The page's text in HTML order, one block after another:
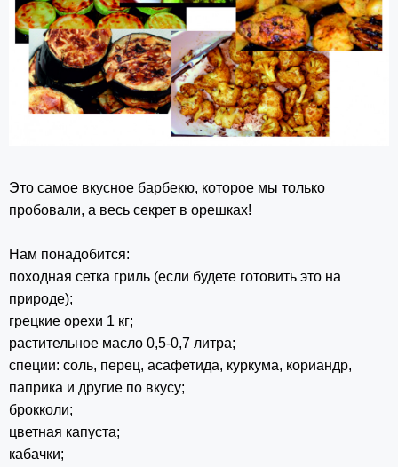
Это самое вкусное барбекю, которое мы только
пробовали, а весь секрет в орешках!
Нам понадобится:
походная сетка гриль (если будете готовить это на
природе);
грецкие орехи 1 кг;
растительное масло 0,5-0,7 литра;
специи: соль, перец, асафетида, куркума, кориандр,
паприка и другие по вкусу;
брокколи;
цветная капуста;
кабачки;